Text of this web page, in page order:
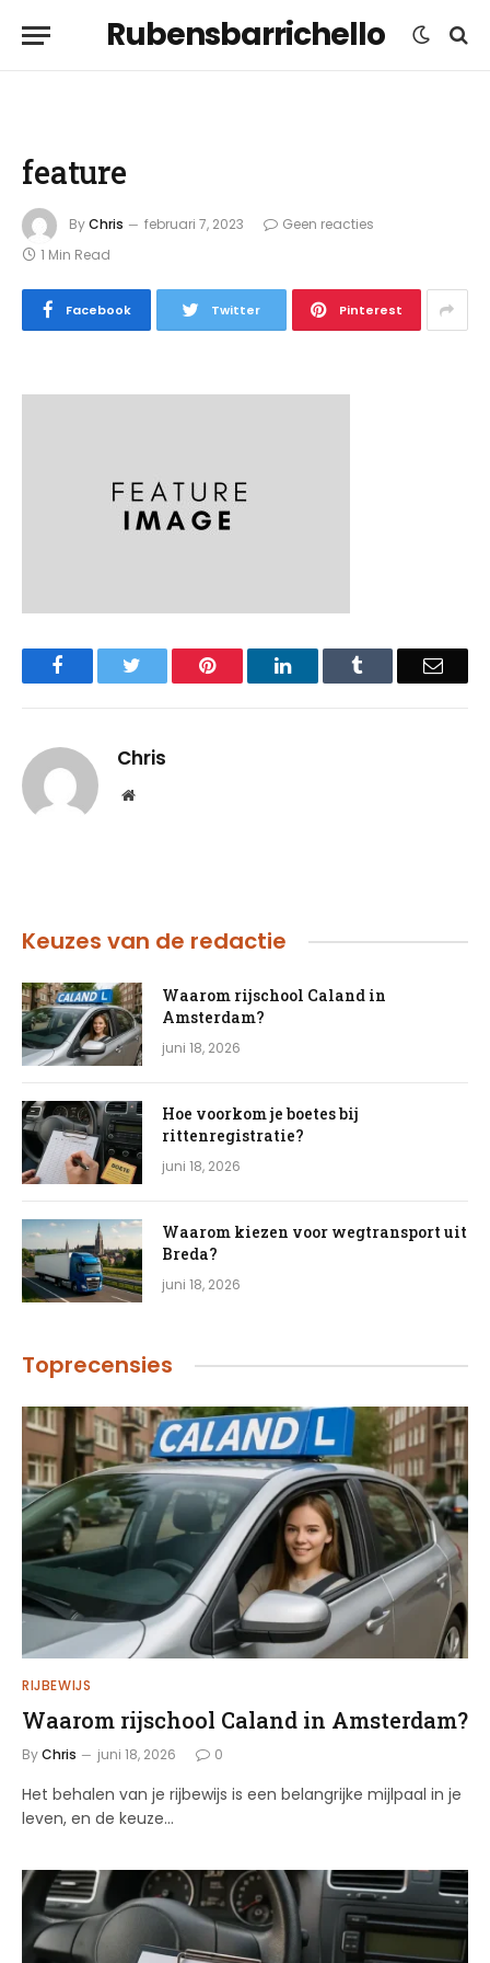
Rubensbarrichello
feature
ByChris februari 7, 2023
Geen reacties
1 Min Read
Facebook Twitter Pinterest
Facebook Pinterest LinkedIn Email
Chris
Website
Keuzes van de redactie
Waarom rijschool Caland in
Amsterdam?
juni 18, 2026
Hoe voorkom je boetes bij
rittenregistratie?
juni 18, 2026
Waarom kiezen voor wegtransport uit
Breda?
juni 18, 2026
Toprecensies
RIJBEWIJS
Waarom rijschool Caland in Amsterdam?
ByChris juni 18, 2026 0
Het behalen van je rijbewijs is een belangrijke mijlpaal in je
leven, en de keuze…